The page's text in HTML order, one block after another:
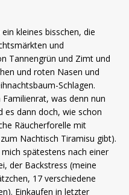
kleines bisschen, die
und
Tannengrün und Zimt und
und roten Nasen und
Schlagen.
was denn nun
es dann doch, wie schon
Räucherforelle mit
Nachtisch Tiramisu gibt).
spätestens nach einer
der Backstress (meine
17 verschiedene
Einkaufen in letzter